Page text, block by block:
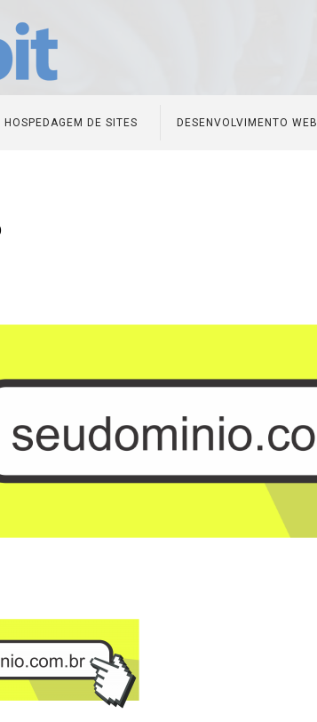
HOSPEDAGEM DE SITES DESENVOLVIMENTO WEB